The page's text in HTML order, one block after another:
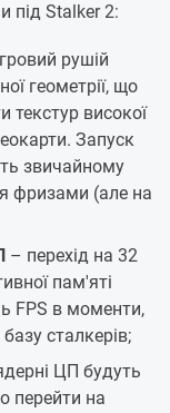
під Stalker 2:
рушій
геометрії, що
текстур високої
Запуск
звичайному
фризами (але на
– перехід на 32
пам'яті
FPS в моменти,
сталкерів;
ЦП будуть
перейти на